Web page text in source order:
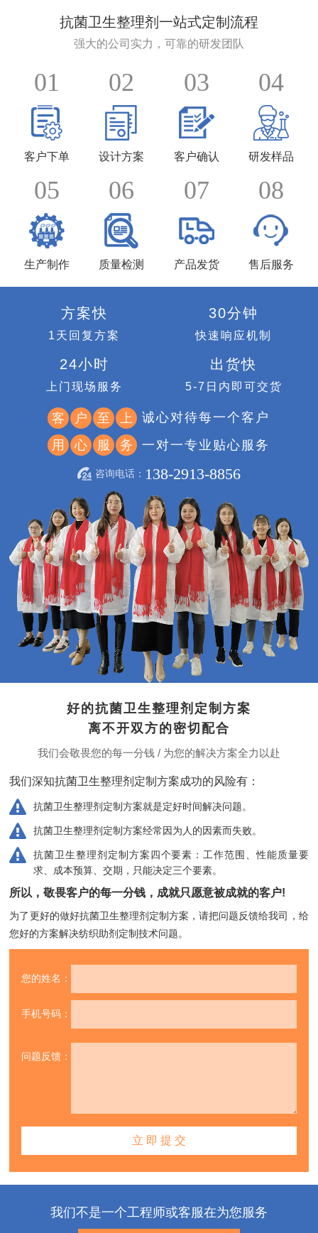
抗菌卫生整理剂一站式定制流程
强大的公司实力，可靠的研发团队
01
客户下单
02
设计方案
03
客户确认
04
研发样品
05
生产制作
06
质量检测
07
产品发货
08
售后服务
方案快
1天回复方案
30分钟
快速响应机制
24小时
上门现场服务
出货快
5-7日内即可交货
客 户 至 上
诚心对待每一个客户
用
心 服 务 一对一专业贴心服务
咨询电话： 138-2913-8856
好的抗菌卫生整理剂定制方案
离不开双方的密切配合
我们会敬畏您的每一分钱 / 为您的解决方案全力以赴
我们深知抗菌卫生整理剂定制方案成功的风险有：
抗菌卫生整理剂定制方案就是定好时间解决问题。
抗菌卫生整理剂定制方案经常因为人的因素而失败。
抗菌卫生整理剂定制方案四个要素：工作范围、性能质量要
求、成本预算、交期，只能决定三个要素。
所以，敬畏客户的每一分钱，成就只愿意被成就的客户!
为了更好的做好抗菌卫生整理剂定制方案，请把问题反馈给我司， 给
您好的方案解决纺织助剂定制技术问题。
您的姓名：
手机号码：
问题反馈：
我们不是一个工程师或客服在为您服务